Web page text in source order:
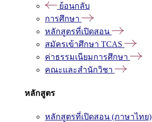
ย้อนกลับ
การศึกษา
หลักสูตรที่เปิดสอน
สมัครเข้าศึกษา TCAS
ค่าธรรมเนียมการศึกษา
คณะและสำนักวิชา
หลักสูตร
หลักสูตรที่เปิดสอน (ภาษาไทย)